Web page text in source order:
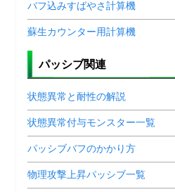
バフ込みすばやさ計算機
蘇生カウンター用計算機
パッシブ関連
状態異常と耐性の解説
状態異常付与モンスター一覧
パッシブバフのかかり方
物理攻撃上昇パッシブ一覧